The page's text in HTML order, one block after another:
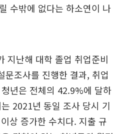
수밖에 없다는 하소연이 나
지난해 대학 졸업 취업준비
문조사를 진행한 결과, 취업
년은 전체의 42.9%에 달하
2021년 동일 조사 당시 기
상 증가한 수치다. 지출 규